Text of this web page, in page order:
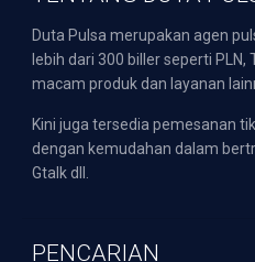
Duta Pulsa merupakan agen
lebih dari 300 biller seperti PLN,
macam produk dan layanan
Kini juga tersedia pemesanan
dengan kemudahan dalam
Gtalk dll.
PENCARIAN